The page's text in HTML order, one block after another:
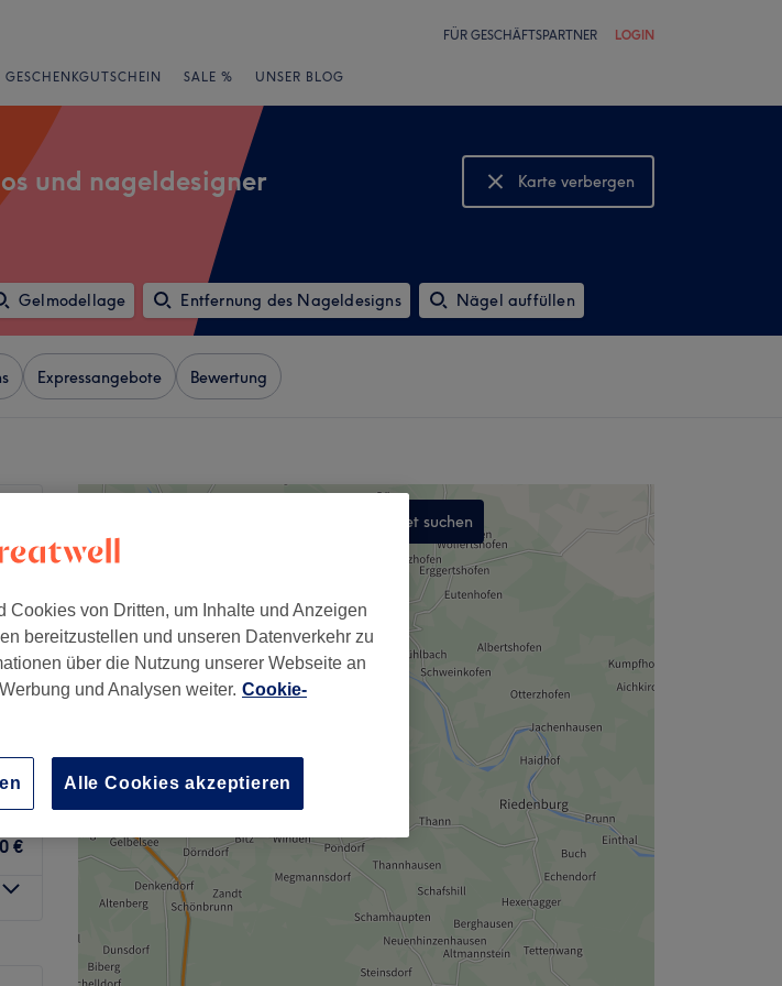
FÜR GESCHÄFTSPARTNER LOGIN
GESCHENKGUTSCHEIN SALE % UNSER BLOG
und nageldesigner
Karte verbergen
Karte anzeigen
Gelmodellage Entfernung des Nageldesigns Nägel auffüllen
Expressangebote Bewertung
€
€
−
In diesem Gebiet suchen
von Dritten, um Inhalte und Anzeigen
bereitzustellen und unseren Datenverkehr zu
über die Nutzung unserer Webseite an
und Analysen weiter. Cookie-
Alle Cookies akzeptieren